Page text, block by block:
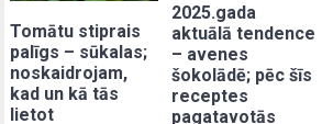
Tomātu stiprais
palīgs – sūkalas;
noskaidrojam,
kad un kā tās
lietot
2025.gada
aktuālā tendence
– avenes
šokolādē; pēc šīs
receptes
pagatavotās